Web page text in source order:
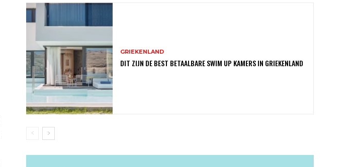
GRIEKENLAND
DIT ZIJN DE BEST BETAALBARE SWIM UP KAMERS IN GRIEKENLAND